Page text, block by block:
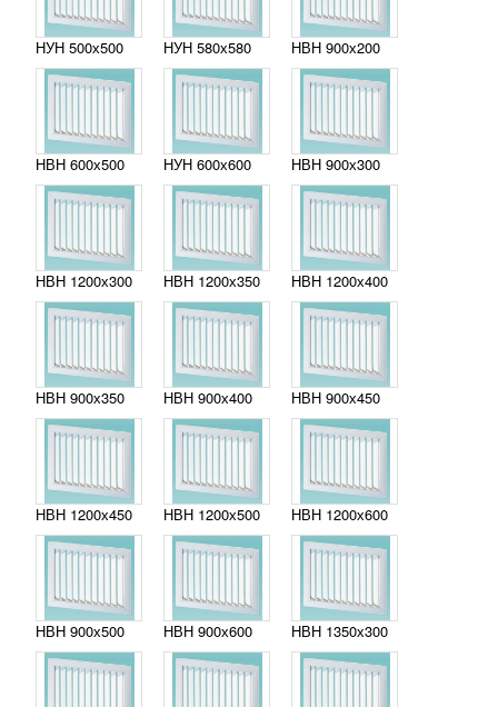
НУН 500х500
НВН 600х500
НУН 580х580
НУН 600х600
НВН 900х200
НВН 900х300
НВН 1200х300
НВН 900х350
НВН 1200х350
НВН 900х400
НВН 1200х400
НВН 900х450
НВН 1200х450
НВН 900х500
НВН 1200х500
НВН 900х600
НВН 1200х600
НВН 1350х300